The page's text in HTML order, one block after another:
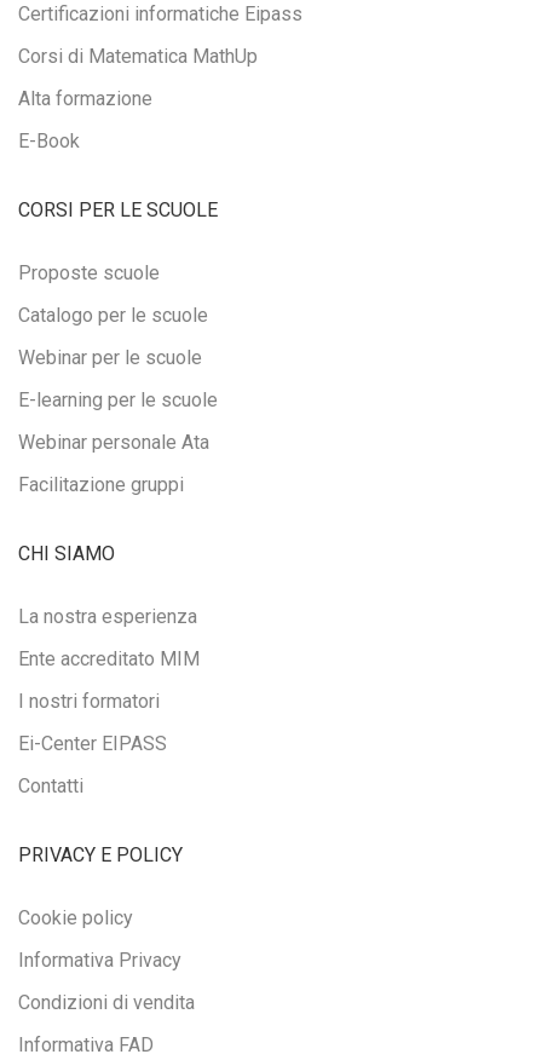
Certificazioni informatiche Eipass
Corsi di Matematica MathUp
Alta formazione
E-Book
CORSI PER LE SCUOLE
Proposte scuole
Catalogo per le scuole
Webinar per le scuole
E-learning per le scuole
Webinar personale Ata
Facilitazione gruppi
CHI SIAMO
La nostra esperienza
Ente accreditato MIM
I nostri formatori
Ei-Center EIPASS
Contatti
PRIVACY E POLICY
Cookie policy
Informativa Privacy
Condizioni di vendita
Informativa FAD